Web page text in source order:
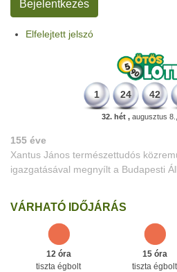
Elfelejtett jelszó
1 24 42
32. hét ,augusztus
155 éve
Xantus János természettudós
igazgatásával megnyílt a Budapesti
VÁRHATÓ IDŐJÁRÁS
12 óra
tiszta égbolt
15 óra
tiszta égbolt